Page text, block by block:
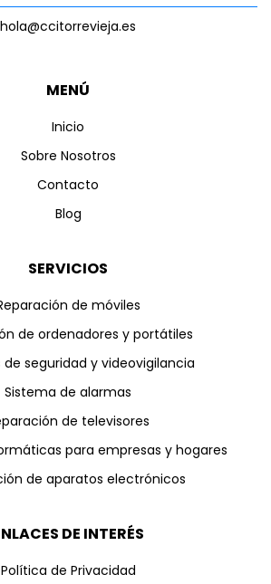
MENÚ
Inicio
Sobre Nosotros
Contacto
Blog
SERVICIOS
de móviles
de ordenadores y portátiles
seguridad y videovigilancia
Sistema de alarmas
de televisores
para empresas y hogares
de aparatos electrónicos
DE INTERÉS
Política de Privacidad
hola@ccitorrevieja.es